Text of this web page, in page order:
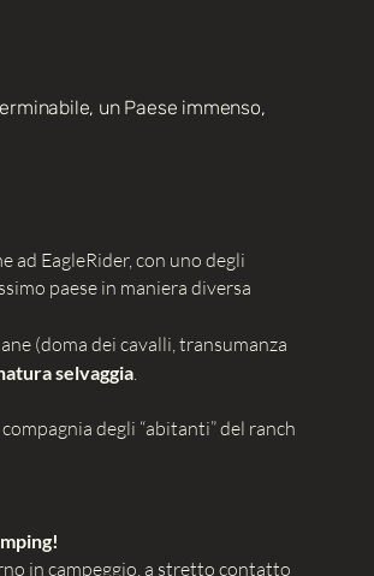
un Paese immenso,
EagleRider, con uno degli
paese in maniera diversa
(doma dei cavalli, transumanza
selvaggia.
degli “abitanti” del ranch
in campeggio, a stretto contatto